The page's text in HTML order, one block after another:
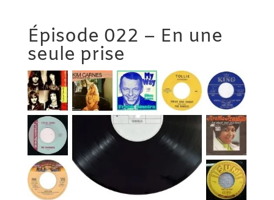
Épisode 022 – En une
seule prise